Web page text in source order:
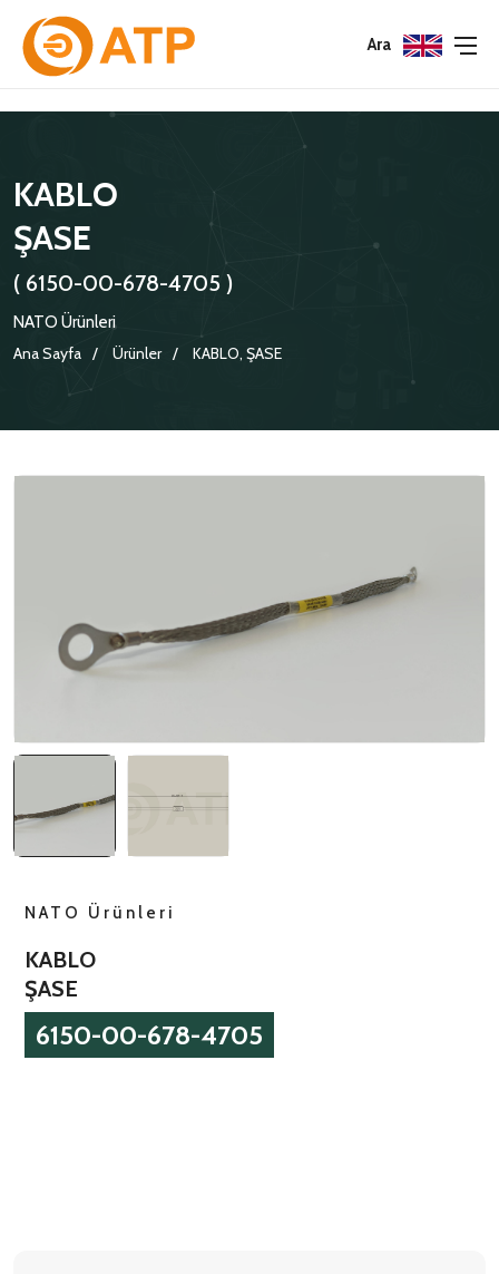
Ara
KABLO
ŞASE
( 6150-00-678-4705 )
NATO Ürünleri
Ana Sayfa
Ürünler KABLO, ŞASE
NATO Ürünleri
KABLO
ŞASE
6150-00-678-4705
Menu
KATALOGLAR
SERTIFIKALAR
POLITIKALARIMIZ
Menu
ÇEVRE YÖNETIM POLITIKASI
BILGI GÜVENLIĞI POLITIKASI
Menu
KONNEKTÖRLER
ADAPTÖRLER
KORUMA KAPAKLARI
KRIMP KONTAKLAR